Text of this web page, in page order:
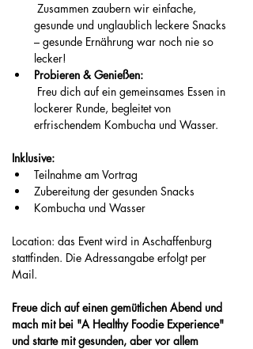
gesunde und unglaublich leckere Snacks
– gesunde Ernährung war noch nie so
lecker!
Probieren & Genießen:
lockerer Runde, begleitet von
erfrischendem Kombucha und Wasser.
Inklusive:
Teilnahme am Vortrag
Zubereitung der gesunden Snacks
Kombucha und Wasser
Location: das Event wird in Aschaffenburg
stattfinden. Die Adressangabe erfolgt per
Mail.
Freue dich auf einen gemütlichen Abend und
mach mit bei "A Healthy Foodie Experience"
und starte mit gesunden, aber vor allem